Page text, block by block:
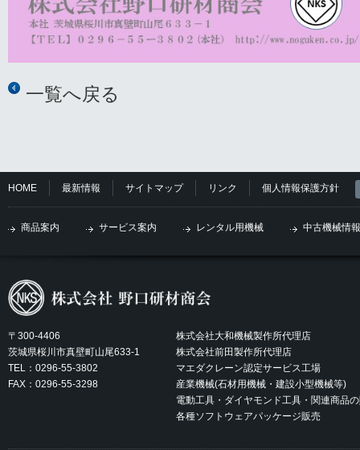
一覧へ戻る
HOME 最新情報 サイトマップ リンク 個人情報保護方針
商品案内 サービス案内 レンタル用機械 中古機械情報
〒300-4406
茨城県桜川市真壁町山尾633-1
TEL：0296-55-3802
FAX：0296-55-3298
株式会社大和機械製作所代理店
株式会社前田製作所代理店
マエダクレーン認定サービス工場
産業機械(石材用機械・建設小型機械等)
電動工具・ダイヤモンド工具・関連商品
各種ソフトウェアパッケージ販売